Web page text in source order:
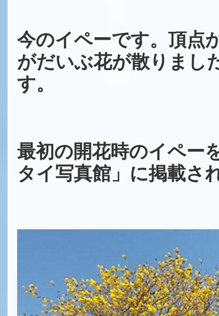
今のイペーです。頂点
がだいぶ花が散りまし
す。
最初の開花時のイペー
タイ写真館」に掲載さ